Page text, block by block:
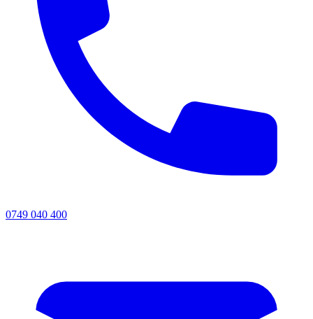
0749 040 400